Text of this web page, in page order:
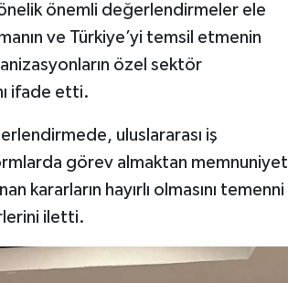
önemli değerlendirmeler ele
ve Türkiye’yi temsil etmenin
özel sektör
ifade etti.
uluslararası iş
görev almaktan memnuniyet
kararların hayırlı olmasını temenni
iletti.